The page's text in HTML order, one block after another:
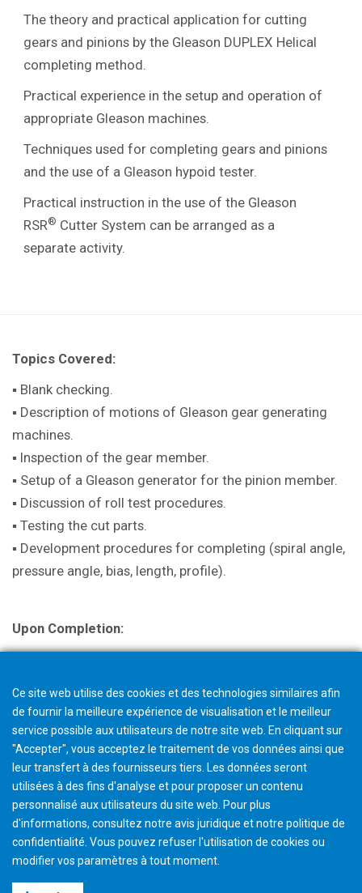
The theory and practical application for cutting
gears and pinions by the Gleason DUPLEX Helical
completing method.
Practical experience in the setup and operation of
appropriate Gleason machines.
Techniques used for completing gears and pinions
and the use of a Gleason hypoid tester.
Practical instruction in the use of the Gleason
RSR® Cutter System can be arranged as a
separate activity.
Topics Covered:
▪ Blank checking.
▪ Description of motions of Gleason gear generating
machines.
▪ Inspection of the gear member.
▪ Setup of a Gleason generator for the pinion member.
▪ Discussion of roll test procedures.
▪ Testing the cut parts.
▪ Development procedures for completing (spiral angle,
pressure angle, bias, length, profile).
Upon Completion:
Ce site web utilise des cookies et des technologies similaires afin
de fournir la meilleure expérience de visualisation et le meilleur
service possible aux utilisateurs de notre site web. En cliquant sur
"Accepter", vous acceptez le traitement de vos données ainsi que
leur transfert à des fournisseurs tiers. Les données seront
utilisées à des fins d'analyse et pour proposer un contenu
personnalisé aux utilisateurs du site web. Pour plus
d'informations, consultez notre avis juridique et notre politique de
confidentialité. Vous pouvez refuser l'utilisation de cookies ou
modifier vos paramètres à tout moment